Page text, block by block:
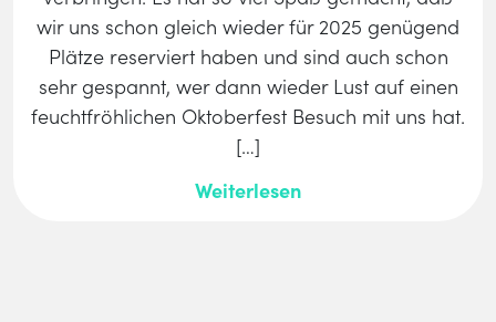
wir uns schon gleich wieder für 2025 genügend
Plätze reserviert haben und sind auch schon
sehr gespannt, wer dann wieder Lust auf einen
feuchtfröhlichen Oktoberfest Besuch mit uns hat.
[…]
Weiterlesen